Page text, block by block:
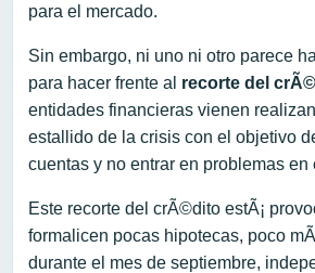
para el mercado.
Sin embargo, ni uno ni otro parece
para hacer frente al recorte del
entidades financieras vienen
estallido de la crisis con el objetivo
cuentas y no entrar en problemas en
Este recorte del crÃ©dito estÃ¡
formalicen pocas hipotecas, poco
durante el mes de septiembre,